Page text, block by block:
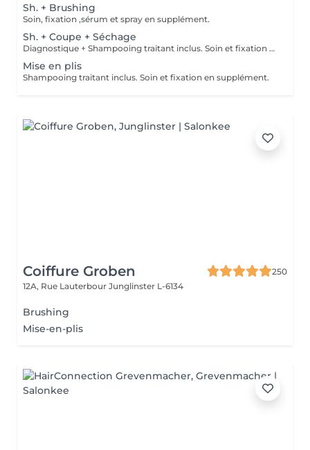
Sh. + Brushing
Soin, fixation ,sérum et spray en supplément.
Sh. + Coupe + Séchage
Diagnostique + Shampooing traitant inclus. Soin et fixation en supplément.
Mise en plis
Shampooing traitant inclus. Soin et fixation en supplément.
Coiffure Groben
250
12A, Rue Lauterbour Junglinster L-6134
Brushing
Mise-en-plis